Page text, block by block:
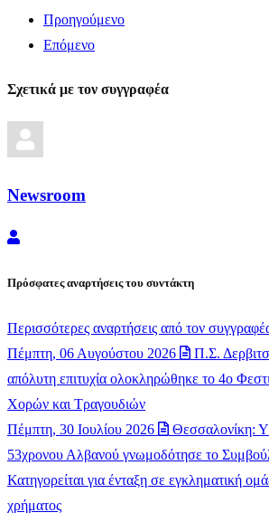
Προηγούμενο
Επόμενο
Σχετικά με τον συγγραφέα
Newsroom
Newsroom
Πρόσφατες αναρτήσεις του συντάκτη
Περισσότερες αναρτήσεις από τον
Πέμπτη, 06 Αυγούστου 2026
Π.Σ.
απόλυτη επιτυχία ολοκληρώθηκε το 4ο
Χορών και Τραγουδιών
Πέμπτη, 30 Ιουλίου 2026
Θεσσαλονίκη:
53χρονου Αλβανού γνωμοδότησε το
Κατηγορείται για ένταξη σε εγκληματική
χρήματος